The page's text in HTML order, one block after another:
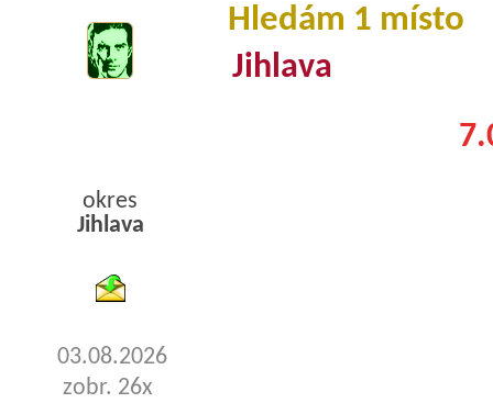
Hledám 1 místo
Jihlava
okres
Jihlava
03.08.2026
zobr. 26x